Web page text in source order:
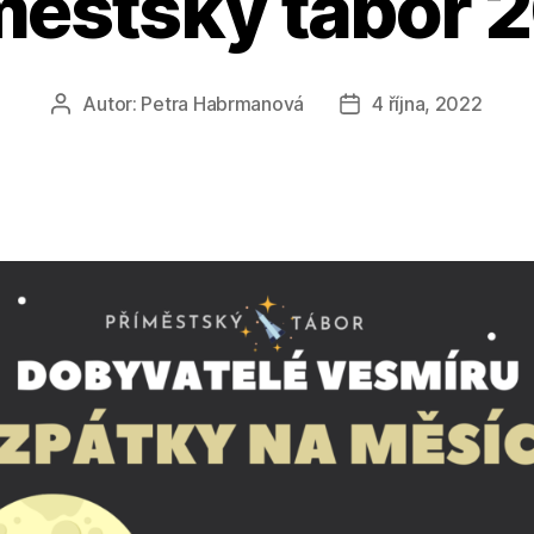
AutorAutor: Petra Habrmanová
Datum
4 října, 2022